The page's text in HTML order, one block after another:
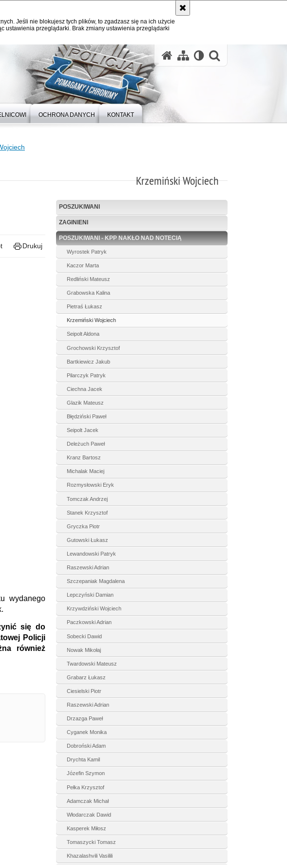
Jeśli nie blokujesz tych plików, to zgadzasz się na ich użycie
ustawienia przeglądarki. Brak zmiany ustawienia przeglądarki
OCHRONA DANYCH KONTAKT
Krzemiński Wojciech
Drukuj
wydanego
się do
Policji
również
POSZUKIWANI
ZAGINIENI
POSZUKIWANI - KPP NAKŁO NAD NOTECIĄ
Wyrostek Patryk
Kaczor Marta
Redliński Mateusz
Grabowska Kalina
Pietraś Łukasz
Krzemiński Wojciech
Seipolt Aldona
Grochowski Krzysztof
Bartkiewicz Jakub
Pilarczyk Patryk
Ciechna Jacek
Glazik Mateusz
Błędziński Paweł
Seipolt Jacek
Deleżuch Paweł
Kranz Bartosz
Michalak Maciej
Rozmysłowski Eryk
Tomczak Andrzej
Stanek Krzysztof
Gryczka Piotr
Gutowski Łukasz
Lewandowski Patryk
Raszewski Adrian
Szczepaniak Magdalena
Lepczyński Damian
Krzywdziński Wojciech
Paczkowski Adrian
Sobecki Dawid
Nowak Mikołaj
Twardowski Mateusz
Grabarz Łukasz
Ciesielski Piotr
Raszewski Adrian
Drzazga Paweł
Cyganek Monika
Dobroński Adam
Drychta Kamil
Józefin Szymon
Pełka Krzysztof
Adamczak Michał
Włodarczak Dawid
Kasperek Miłosz
Tomaszycki Tomasz
Khazalashvili Vasilili